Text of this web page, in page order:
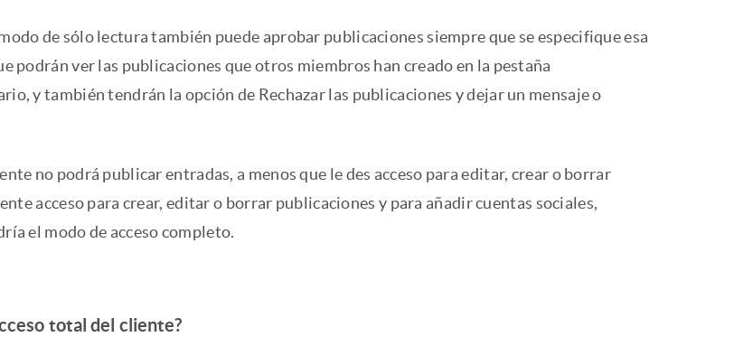
de sólo lectura también puede aprobar publicaciones siempre que se especifique esa
podrán ver las publicaciones que otros miembros han creado en la pestaña
y también tendrán la opción de Rechazar las publicaciones y dejar un mensaje o
no podrá publicar entradas, a menos que le des acceso para editar, crear o borrar
acceso para crear, editar o borrar publicaciones y para añadir cuentas sociales,
el modo de acceso completo.
total del cliente?